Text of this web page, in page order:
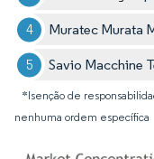
Muratec Murata
Savio Macchine
*Isenção de
nenhuma ordem específica